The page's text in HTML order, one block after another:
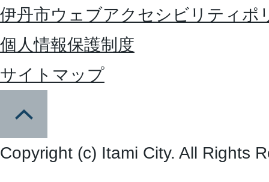
伊丹市ウェブアクセシビリティポ
個人情報保護制度
サイトマップ
Copyright (c) Itami City. All Rights